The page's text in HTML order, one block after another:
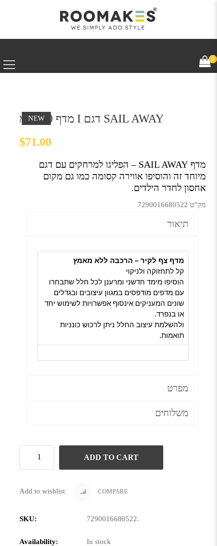
0
NEW
מדף 40 ס”מ I דגם SAIL AWAY
$71.00
מדף SAIL AWAY – הפליגו למרחקים עם דגם
מיוחד זה והוסיפו אווירה קסומה כמו גם מקום
אחסון לחדר הילדים.
מק”ט 7290016680522
תיאור
מדף צף לקיר – הרכבה ללא מאמץ
קל לתחזוקה ולניקוי
הוסיפו מימד חדשני ומרענן לכל חלל שתבחרו
עם מדפים מודפסים במגוון עיצובים ובגדלים
שונים המעניקים אינסוף אפשרויות לשימוש יחד
או בנפרד.
ולהשלמת עיצוב החלל ניתן לרכוש כונניות
תואמות.
מפרט
משלוחים
ADD TO CART
Add to wishlist COMPARE
SKU: 7290016680522.
Availability: In stock